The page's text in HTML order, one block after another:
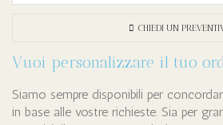
CHIEDI UN
Vuoi personalizzare il tuo
Siamo sempre disponibili per
in base alle vostre richieste. Sia per